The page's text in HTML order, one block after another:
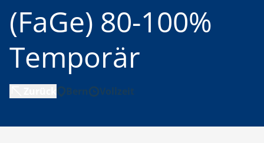
(FaGe) 80-100%
Temporär
Bern Vollzeit